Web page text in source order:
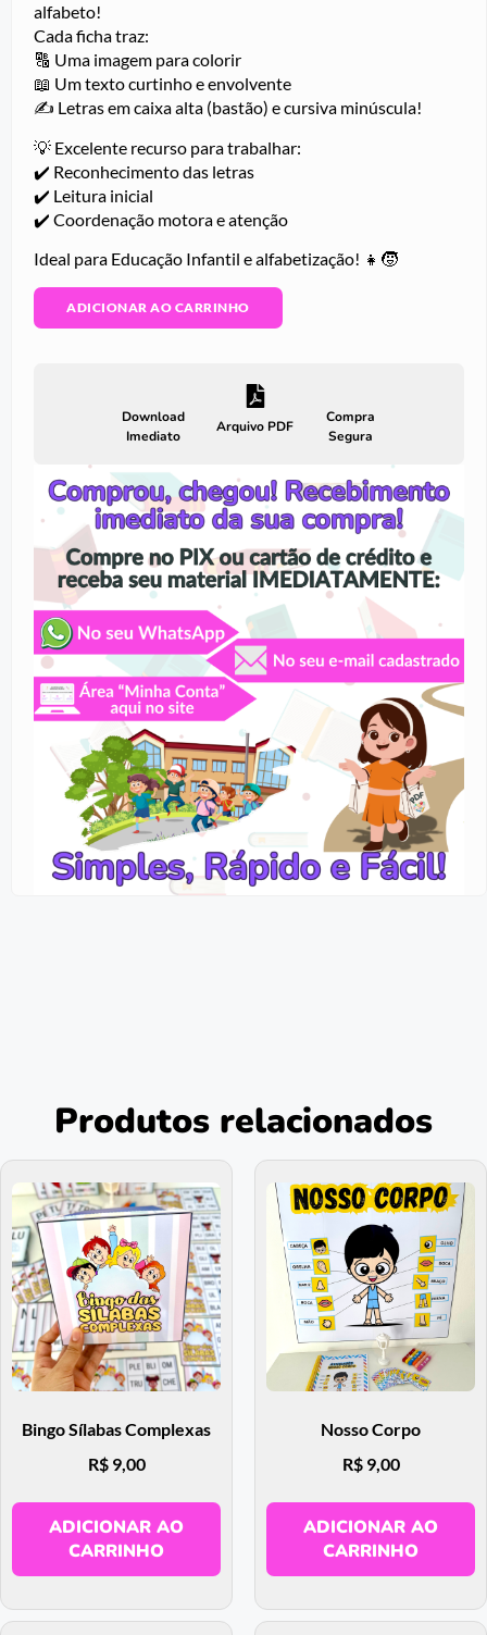
alfabeto!
Cada ficha traz:
🔠 Uma imagem para colorir
📖 Um texto curtinho e envolvente
✍️ Letras em caixa alta (bastão) e cursiva minúscula!
💡 Excelente recurso para trabalhar:
✔️ Reconhecimento das letras
✔️ Leitura inicial
✔️ Coordenação motora e atenção
Ideal para Educação Infantil e alfabetização! 👧🧒
ADICIONAR AO CARRINHO
Download
Imediato
Arquivo PDF
Compra
Segura
Produtos relacionados
Bingo Sílabas Complexas
R$9,00
ADICIONAR AO
CARRINHO
Nosso Corpo
R$9,00
ADICIONAR AO
CARRINHO